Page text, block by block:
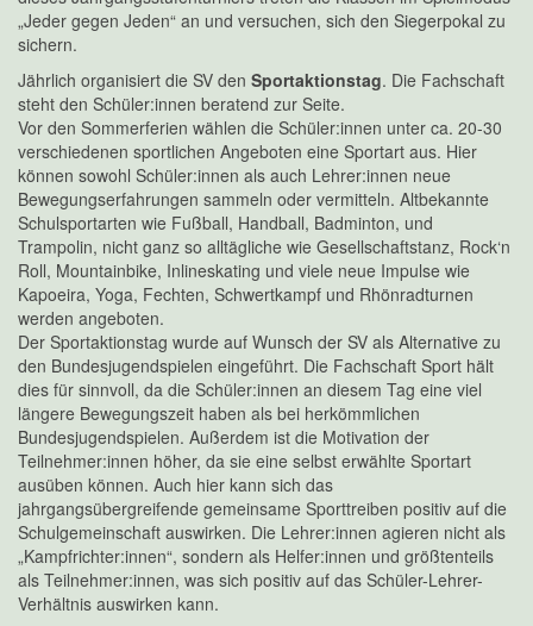
„Jeder gegen Jeden“ an und versuchen, sich den Siegerpokal zu
sichern.
Jährlich organisiert die SV den Sportaktionstag. Die Fachschaft
steht den Schüler:innen beratend zur Seite.
Vor den Sommerferien wählen die Schüler:innen unter ca. 20-30
verschiedenen sportlichen Angeboten eine Sportart aus. Hier
können sowohl Schüler:innen als auch Lehrer:innen neue
Bewegungserfahrungen sammeln oder vermitteln. Altbekannte
Schulsportarten wie Fußball, Handball, Badminton, und
Trampolin, nicht ganz so alltägliche wie Gesellschaftstanz, Rock‘n
Roll, Mountainbike, Inlineskating und viele neue Impulse wie
Kapoeira, Yoga, Fechten, Schwertkampf und Rhönradturnen
werden angeboten.
Der Sportaktionstag wurde auf Wunsch der SV als Alternative zu
den Bundesjugendspielen eingeführt. Die Fachschaft Sport hält
dies für sinnvoll, da die Schüler:innen an diesem Tag eine viel
längere Bewegungszeit haben als bei herkömmlichen
Bundesjugendspielen. Außerdem ist die Motivation der
Teilnehmer:innen höher, da sie eine selbst erwählte Sportart
ausüben können. Auch hier kann sich das
jahrgangsübergreifende gemeinsame Sporttreiben positiv auf die
Schulgemeinschaft auswirken. Die Lehrer:innen agieren nicht als
„Kampfrichter:innen“, sondern als Helfer:innen und größtenteils
als Teilnehmer:innen, was sich positiv auf das Schüler-Lehrer-
Verhältnis auswirken kann.